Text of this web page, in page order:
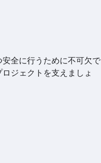
全に行うために不可欠で
ジェクトを支えましょ